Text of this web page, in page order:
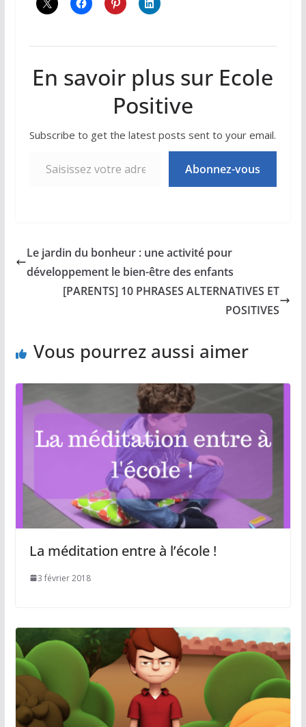
En savoir plus sur Ecole
Positive
Subscribe to get the latest posts sent to your email.
Abonnez-vous
Le jardin du bonheur : une activité pour
développement le bien-être des enfants
[PARENTS] 10 PHRASES ALTERNATIVES ET
POSITIVES
Vous pourrez aussi aimer
La méditation entre à l’école !
3 février 2018